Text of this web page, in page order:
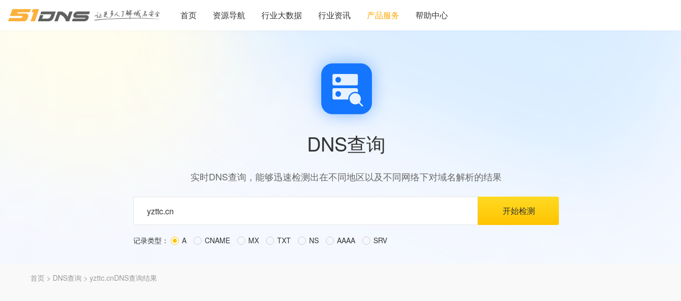
首页 资源导航 行业大数据 行业资讯 产品服务 帮助中心
DNS查询
实时DNS查询，能够迅速检测出在不同地区以及不同网络下对域名解析的结果
记录类型： A CNAME MX TXT NS AAAA SRV
首页 > DNS查询 > yzttc.cnDNS查询结果